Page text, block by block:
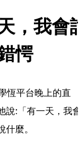
，我會
愕
恆平台晚上的直
說:「有一天，我會
麼。